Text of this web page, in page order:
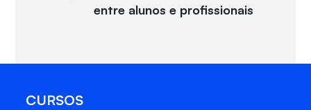
entre alunos e profissionais
CURSOS